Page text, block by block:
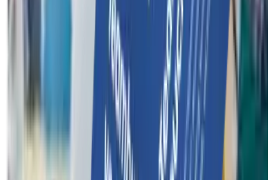
Geef je team een dag om nooit te vergeten! Met een Funkey
Surprise voucher schenk je jouw klanten een waardebon voor
een unieke teambuilding.
Teambuilding waardebon Contact